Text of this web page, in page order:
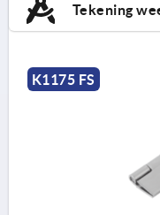
Tekening
K1175 FS